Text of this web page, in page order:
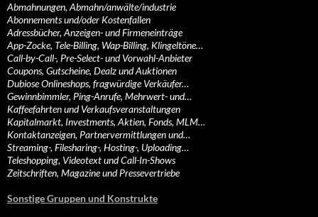
Abmahnungen, Abmahn/anwälte/industrie
Abonnements und/oder Kostenfallen
Adressbücher, Anzeigen- und Firmeneinträge
App-Zocke, Tele-Billing, Wap-Billing, Klingeltöne…
Call-by-Call-, Pre-Select- und Vorwahl-Anbieter
Coupons, Gutscheine, Dealz und Auktionen
Dubiose Onlineshops, fragwürdige Verkäufer…
Gewinnbimmler, Ping-Anrufe, Mehrwert- und…
Kaffeefahrten und Verkaufsveranstaltungen
Kapitalmarkt, Investments, Aktien, Fonds, MLM…
Kontaktanzeigen, Partnervermittlungen und…
Streaming-, Filesharing-, Hosting-, Uploading…
Teleshopping, Videotext und Call-In-Shows
Zeitschriften, Magazine und Pressevertriebe
Sonstige Gruppen und Konstrukte